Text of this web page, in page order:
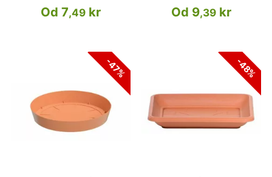
Od 7,49kr Od 9,39 kr
-47% -48%